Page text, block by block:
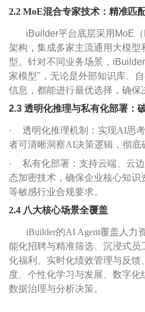
2.2 MoE混合专家技术：精准匹
iBuilder平台底层采用MoE
架构，集成多家主流通用大模
型。针对不同业务场景，
家模型"，无论是外部知识库、
信息，都能进行最优选择，确保
2.3 透明化推理与私有化部署：
·
透明化推理机制：实现AI思
者可清晰洞察AI决策逻辑，彻底
·
私有化部署：支持云端、云
态加密技术，确保企业核心知
等敏感行业合规要求。
2.4 八大核心场景全覆盖
iBuilder的AI Agent覆盖人力
能化招聘与精准筛选、沉浸式员
化福利、实时化绩效管理与反馈
度、个性化学习与发展、数字
数据治理与分析决策。